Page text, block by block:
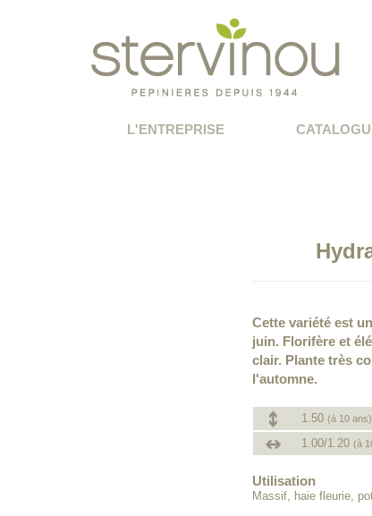
L'ENTREPRISE
Cette variété est
juin. Florifère et
clair. Plante très
l'automne.
1.50 (à 10 ans)
1.00/1.20 (à
Utilisation
Massif, haie fleurie,